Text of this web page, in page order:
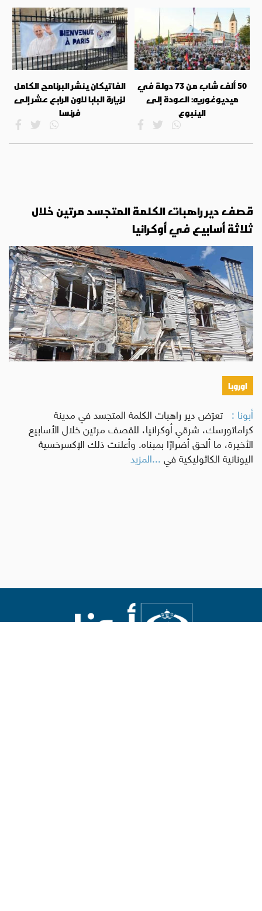
50 ألف شاب من 73 دولة في
ميديوغوريه: العودة إلى
الينبوع
الفاتيكان ينشر البرنامج الكامل
لزيارة البابا لاون الرابع عشر إلى
فرنسا
قصف دير راهبات الكلمة المتجسد مرتين خلال
ثلاثة أسابيع في أوكرانيا
اوروبا
أبونا : تعرّض دير راهبات الكلمة المتجسد في مدينة
كراماتورسك، شرقي أوكرانيا، للقصف مرتين خلال الأسابيع
الأخيرة، ما ألحق أضرارًا بمبناه. وأعلنت ذلك الإكسرخسية
اليونانية الكاثوليكية في...المزيد